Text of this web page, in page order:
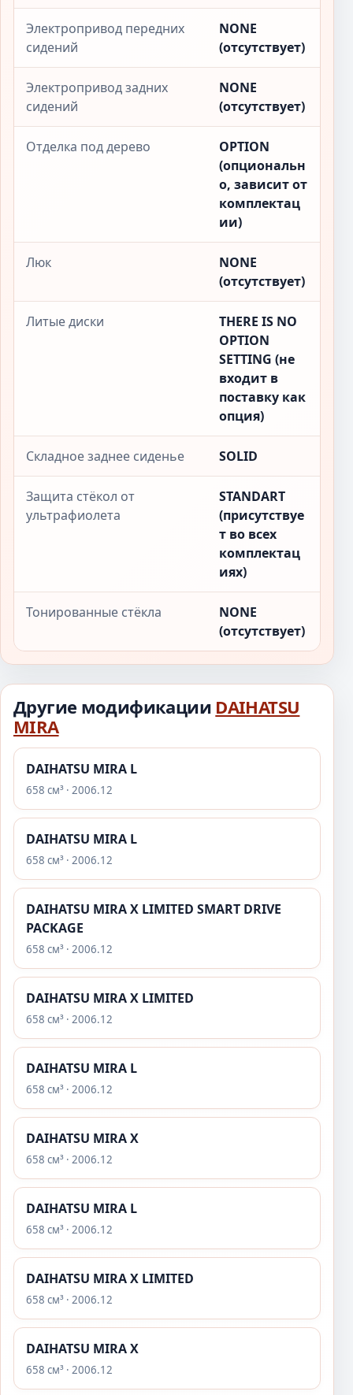
Электропривод передних
сидений
NONE
(отсутствует)
Электропривод задних
сидений
NONE
(отсутствует)
Отделка под дерево
OPTION
(опциональн
о, зависит от
комплектац
ии)
Люк
NONE
(отсутствует)
Литые диски
THERE IS NO
OPTION
SETTING (не
входит в
поставку как
опция)
Складное заднее сиденье SOLID
Защита стёкол от
ультрафиолета
STANDART
(присутствуе
т во всех
комплектац
иях)
Тонированные стёкла
NONE
(отсутствует)
Другие модификации DAIHATSU
MIRA
DAIHATSU MIRA L
658 см³ · 2006.12
DAIHATSU MIRA L
658 см³ · 2006.12
DAIHATSU MIRA X LIMITED SMART DRIVE
PACKAGE
658 см³ · 2006.12
DAIHATSU MIRA X LIMITED
658 см³ · 2006.12
DAIHATSU MIRA L
658 см³ · 2006.12
DAIHATSU MIRA X
658 см³ · 2006.12
DAIHATSU MIRA L
658 см³ · 2006.12
DAIHATSU MIRA X LIMITED
658 см³ · 2006.12
DAIHATSU MIRA X
658 см³ · 2006.12